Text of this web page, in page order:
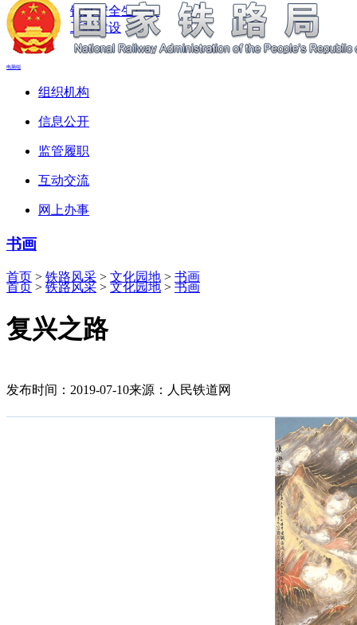
铁路安全生产月
工程建设
电脑端
组织机构
信息公开
监管履职
互动交流
网上办事
书画
首页 > 铁路风采 > 文化园地 > 书画
首页 > 铁路风采 > 文化园地 > 书画
复兴之路
发布时间：2019-07-10来源：人民铁道网